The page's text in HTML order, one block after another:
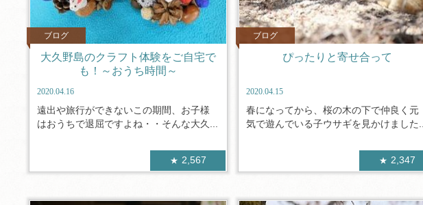
ブログ
大久野島のクラフト体験をご自宅で
も！～おうち時間～
2020.04.16
遠出や旅行ができないこの期間、お子様
はおうちで退屈ですよね・・そんな大久...
2,567
ブログ
ぴったりと寄せ合って
2020.04.15
春になってから、桜の木の下で仲良く元
気で遊んでいる子ウサギを見かけました...
2,347